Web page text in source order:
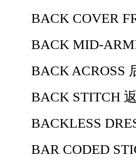
BACK COVER
BACK MID-
BACK ACROSS
BACK STITCH 返
BACKLESS
BAR CODED